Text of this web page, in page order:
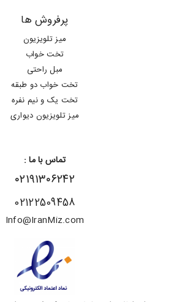
پرفروش ها
میز تلویزیون
تخت خواب
مبل راحتی
تخت خواب دو طبقه
تخت یک و نیم نفره
میز تلویزیون دیواری
تماس با ما :
۰۲۱۹۱۳۰۶۲۴۲
02122509458
Info@IranMiz.com